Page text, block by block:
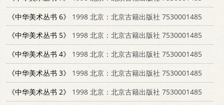
《中华美术丛书 6》
1998 北京：北京古籍出版社 7530001485
《中华美术丛书 5》
1998 北京：北京古籍出版社 7530001485
《中华美术丛书 4》
1998 北京：北京古籍出版社 7530001485
《中华美术丛书 3》
1998 北京：北京古籍出版社 7530001485
《中华美术丛书 2》
1998 北京：北京古籍出版社 7530001485